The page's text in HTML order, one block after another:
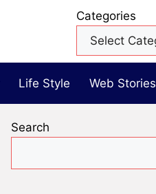
Categories
Life Style Web Stories
Search